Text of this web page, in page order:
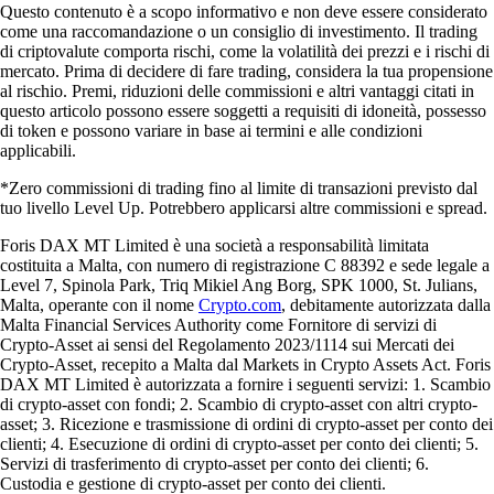
Questo contenuto è a scopo informativo e non deve essere considerato
come una raccomandazione o un consiglio di investimento. Il trading
di criptovalute comporta rischi, come la volatilità dei prezzi e i rischi di
mercato. Prima di decidere di fare trading, considera la tua propensione
al rischio. Premi, riduzioni delle commissioni e altri vantaggi citati in
questo articolo possono essere soggetti a requisiti di idoneità, possesso
di token e possono variare in base ai termini e alle condizioni
applicabili.
*Zero commissioni di trading fino al limite di transazioni previsto dal
tuo livello Level Up. Potrebbero applicarsi altre commissioni e spread.
Foris DAX MT Limited è una società a responsabilità limitata
costituita a Malta, con numero di registrazione C 88392 e sede legale a
Level 7, Spinola Park, Triq Mikiel Ang Borg, SPK 1000, St. Julians,
Malta, operante con il nome Crypto.com, debitamente autorizzata dalla
Malta Financial Services Authority come Fornitore di servizi di
Crypto-Asset ai sensi del Regolamento 2023/1114 sui Mercati dei
Crypto-Asset, recepito a Malta dal Markets in Crypto Assets Act. Foris
DAX MT Limited è autorizzata a fornire i seguenti servizi: 1. Scambio
di crypto-asset con fondi; 2. Scambio di crypto-asset con altri crypto-
asset; 3. Ricezione e trasmissione di ordini di crypto-asset per conto dei
clienti; 4. Esecuzione di ordini di crypto-asset per conto dei clienti; 5.
Servizi di trasferimento di crypto-asset per conto dei clienti; 6.
Custodia e gestione di crypto-asset per conto dei clienti.